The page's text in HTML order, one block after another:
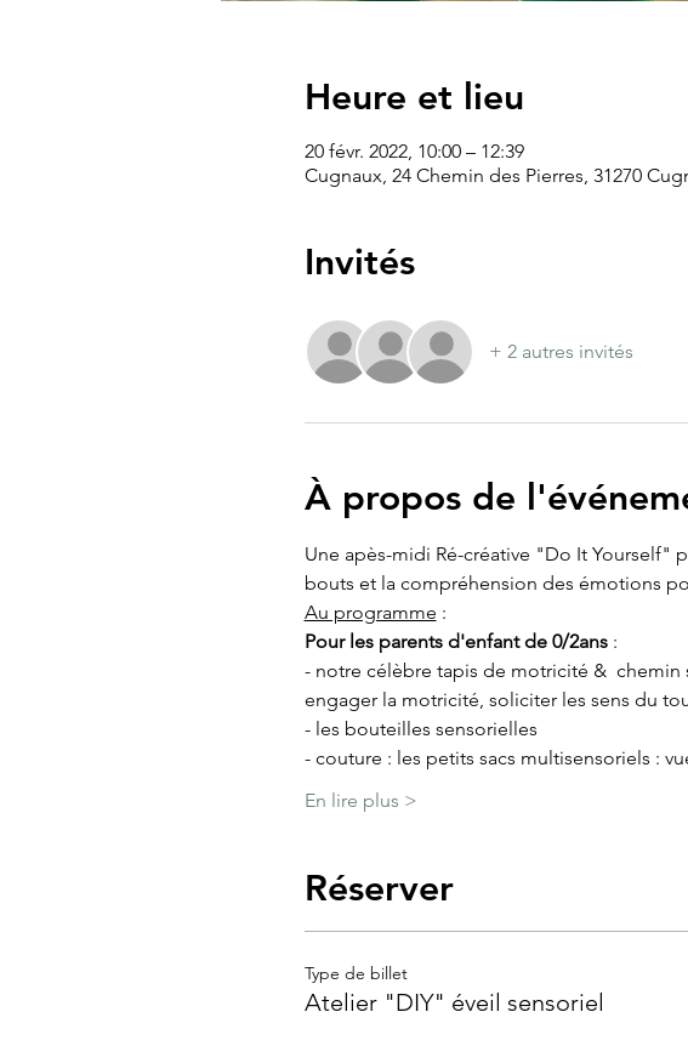
Heure et lieu
20 févr. 2022, 10:00 – 12:39
Cugnaux, 24 Chemin des Pierres, 31270
Invités
+ 2 autres invités
À propos de
Une apès-midi Ré-créative "Do It Yourself"
bouts et la compréhension des émotions
Au programme :
Pour les parents d'enfant de 0/2ans :
- notre célèbre tapis de motricité &
engager la motricité, soliciter les sens du
- les bouteilles sensorielles
- couture : les petits sacs multisensoriels :
En lire plus >
Réserver
Type de billet
Atelier "DIY" éveil sensoriel